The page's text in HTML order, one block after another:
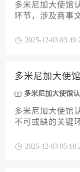
多米尼加大使馆
环节，涉及商事
体资格要求、材
2025-12-03
多米尼加大使
多米尼加大使馆
多米尼加大使馆
不可或缺的关键
公证、双认证到
2025-12-03